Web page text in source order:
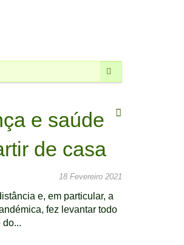
Pesquisar
e saúde
de casa
18 Fevereiro 2021
e, em particular, a
fez levantar todo
do...